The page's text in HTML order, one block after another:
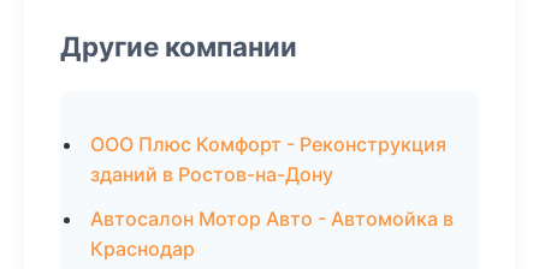
Другие компании
ООО Плюс Комфорт - Реконструкция
зданий в Ростов-на-Дону
Автосалон Мотор Авто - Автомойка в
Краснодар